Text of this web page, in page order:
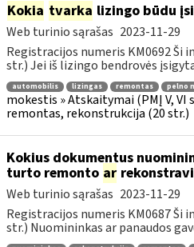
Kokia tvarka lizingo būdu
Web turinio sąrašas 2023-11-29
Registracijos numeris KM0692
str.) Jei iš lizingo bendrovės
automobilis lizingas remontas pelno
mokestis » Atskaitymai (PMĮ V,
remontas, rekonstrukcija (20 str.)
Kokius dokumentus
turto remonto ar
Web turinio sąrašas 2023-11-29
Registracijos numeris KM0687
str.) Nuomininkas ar panaudos